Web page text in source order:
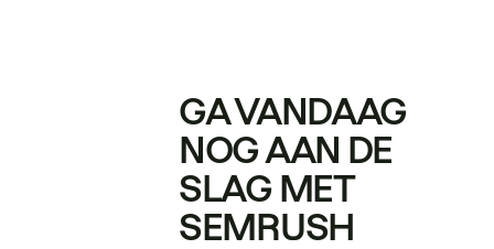
GA VANDAAG
NOG AAN DE
SLAG MET
SEMRUSH